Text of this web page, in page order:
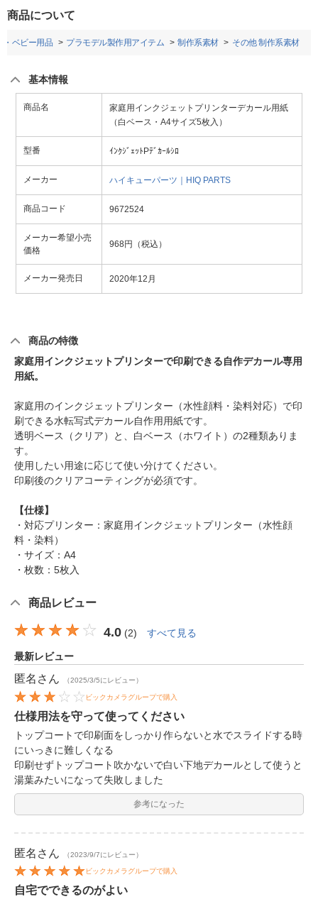
商品について
・ベビー用品 プラモデル製作用アイテム 制作系素材 その他 制作系素材
基本情報
商品名
家庭用インクジェットプリンターデカール用紙
（白ベース・A4サイズ5枚入）
型番 ｲﾝｸｼﾞｪｯﾄPﾃﾞｶｰﾙｼﾛ
メーカー ハイキューパーツ｜HIQ PARTS
商品コード 9672524
メーカー希望小売
価格
968円（税込）
メーカー発売日 2020年12月
商品の特徴
家庭用インクジェットプリンターで印刷できる自作デカール専用
用紙。
家庭用のインクジェットプリンター（水性顔料・染料対応）で印
刷できる水転写式デカール自作用用紙です。
透明ベース（クリア）と、白ベース（ホワイト）の2種類ありま
す。
使用したい用途に応じて使い分けてください。
印刷後のクリアコーティングが必須です。
【仕様】
・対応プリンター：家庭用インクジェットプリンター（水性顔
料・染料）
・サイズ：A4
・枚数：5枚入
商品レビュー
4.0 (2) すべて見る
最新レビュー
匿名 さん （2025/3/5にレビュー）
ビックカメラグループで購入
仕様用法を守って使ってください
トップコートで印刷面をしっかり作らないと水でスライドする時
にいっきに難しくなる
印刷せずトップコート吹かないで白い下地デカールとして使うと
湯葉みたいになって失敗しました
参考になった
匿名 さん （2023/9/7にレビュー）
ビックカメラグループで購入
自宅でできるのがよい